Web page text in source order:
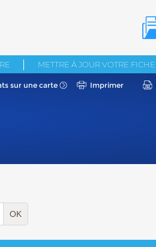
METTRE À JOUR VOTRE FICHE
sur une carte Imprimer
OK